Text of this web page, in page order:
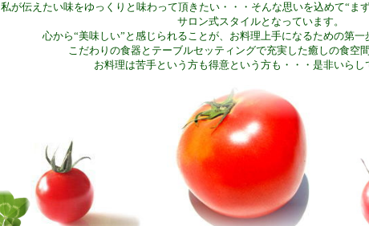
私が伝えたい味をゆっくりと味わって頂きたい・・・そんな思いを込めて“ま
サロン式スタイルとなっています。
心から“美味しい”と感じられることが、お料理上手になるための第一
こだわりの食器とテーブルセッティングで充実した癒しの食空
お料理は苦手という方も得意という方も・・・是非いらし